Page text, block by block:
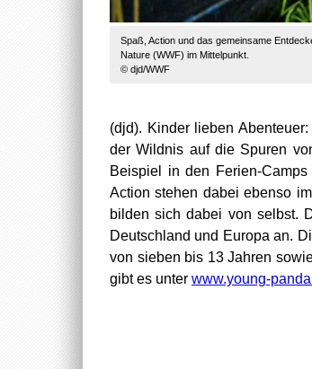
Spaß, Action und das gemeinsame
Nature (WWF) im Mittelpunkt.
© djd/WWF
(djd). Kinder lieben
der Wildnis auf die Spuren
Beispiel in den Ferien-
Action stehen dabei ebenso
bilden sich dabei von selbst.
Deutschland und Europa an.
von sieben bis 13 Jahren
gibt es unter www.young-